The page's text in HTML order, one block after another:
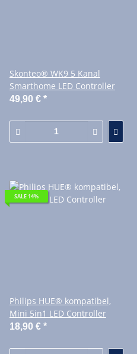
Skonteo® WK9 5 Kanal
Smarthome LED Controller
49,90 € *
SALE 14%
Philips HUE® kompatibel,
Mini 5in1 LED Controller
18,90 € *